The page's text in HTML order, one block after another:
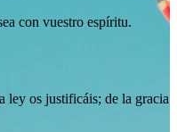
con vuestro espíritu.
ley os justificáis; de la gracia